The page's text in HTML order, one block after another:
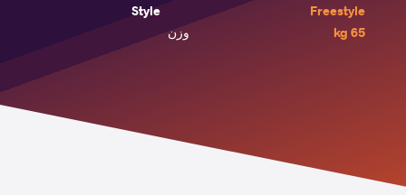
Style
Freestyle
وزن
65 kg